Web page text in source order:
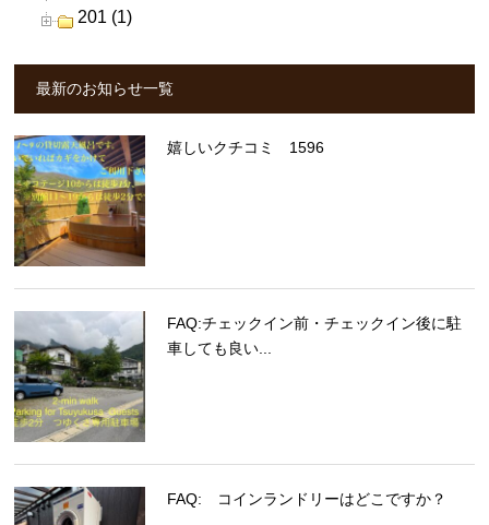
201 (1)
最新のお知らせ一覧
嬉しいクチコミ 1596
FAQ:チェックイン前・チェックイン後に駐
車しても良い...
FAQ: コインランドリーはどこですか？